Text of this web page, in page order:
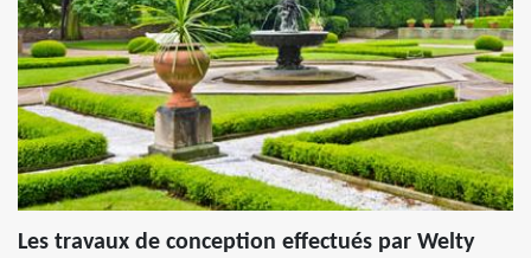
Les travaux de conception effectués par Welty